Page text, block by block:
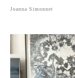
Joanna Simonnet